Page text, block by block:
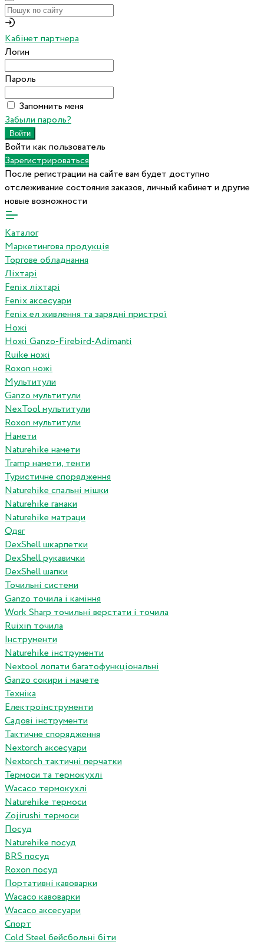
Кабінет партнера
Логин
Пароль
Запомнить меня
Забыли пароль?
Войти как пользователь
Зарегистрироваться
После регистрации на сайте вам будет доступно
отслеживание состояния заказов, личный кабинет и другие
новые возможности
Каталог
Маркетингова продукція
Торгове обладнання
Ліхтарі
Fenix ліхтарі
Fenix аксесуари
Fenix ел живлення та зарядні пристрої
Ножі
Ножі Ganzo-Firebird-Adimanti
Ruike ножі
Roxon ножi
Мультитули
Ganzo мультитули
NexTool мультитули
Roxon мультитули
Намети
Naturehike намети
Tramp намети, тенти
Туристичне спорядження
Naturehike спальні мішки
Naturehike гамаки
Naturehike матраци
Одяг
DexShell шкарпетки
DexShell рукавички
DexShell шапки
Точильні системи
Ganzo точила і каміння
Work Sharp точильні верстати і точила
Ruixin точила
Інструменти
Naturehike інструменти
Nextool лопати багатофункціональні
Ganzo сокири і мачете
Техніка
Електроінструменти
Садові інструменти
Тактичне спорядження
Nextorch аксесуари
Nextorch тактичні перчатки
Термоси та термокухлі
Wacaco термокухлі
Naturehike термоси
Zojirushi термоси
Посуд
Naturehike посуд
BRS посуд
Roxon посуд
Портативні кавоварки
Wacaco кавоварки
Wacaco аксесуари
Спорт
Cold Steel бейсбольні біти